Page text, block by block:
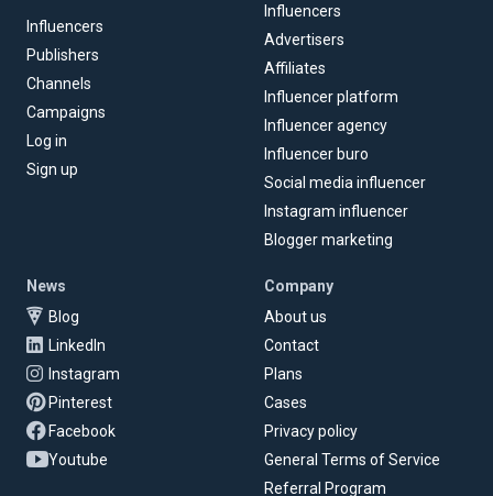
Influencers
Publishers
Channels
Campaigns
Log in
Sign up
Influencers
Advertisers
Affiliates
Influencer platform
Influencer agency
Influencer buro
Social media influencer
Instagram influencer
Blogger marketing
News
Blog
LinkedIn
Instagram
Pinterest
Facebook
Youtube
Company
About us
Contact
Plans
Cases
Privacy policy
General Terms of Service
Referral Program